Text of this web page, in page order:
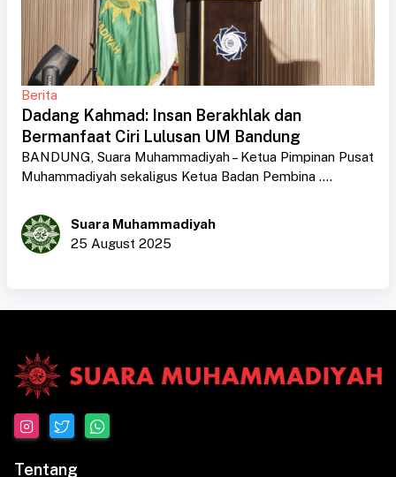
Berita
Dadang Kahmad: Insan Berakhlak dan
Bermanfaat Ciri Lulusan UM Bandung
BANDUNG, Suara Muhammadiyah – Ketua Pimpinan Pusat
Muhammadiyah sekaligus Ketua Badan Pembina ....
Suara Muhammadiyah
25 August 2025
Tentang